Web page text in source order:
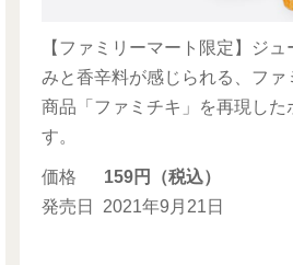
【ファミリーマート限定】ジ
みと香辛料が感じられる、フ
商品「ファミチキ」を再現した
す。
価格
159円（税込）
発売日
2021年9月21日